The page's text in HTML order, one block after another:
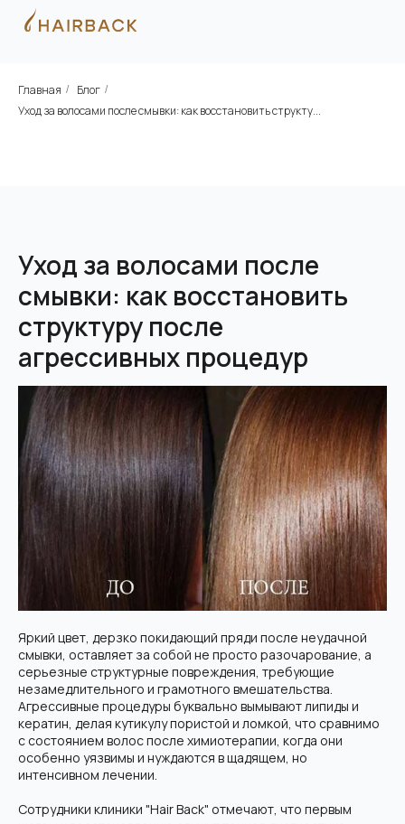
Главная / Блог /
Уход за волосами после смывки: как восстановить структу...
Уход за волосами после
смывки: как восстановить
структуру после
агрессивных процедур
Яркий цвет, дерзко покидающий пряди после неудачной
смывки, оставляет за собой не просто разочарование, а
серьезные структурные повреждения, требующие
незамедлительного и грамотного вмешательства.
Агрессивные процедуры буквально вымывают липиды и
кератин, делая кутикулу пористой и ломкой, что сравнимо
с состоянием волос после химиотерапии, когда они
особенно уязвимы и нуждаются в щадящем, но
интенсивном лечении.
Сотрудники клиники "Hair Back" отмечают, что первым